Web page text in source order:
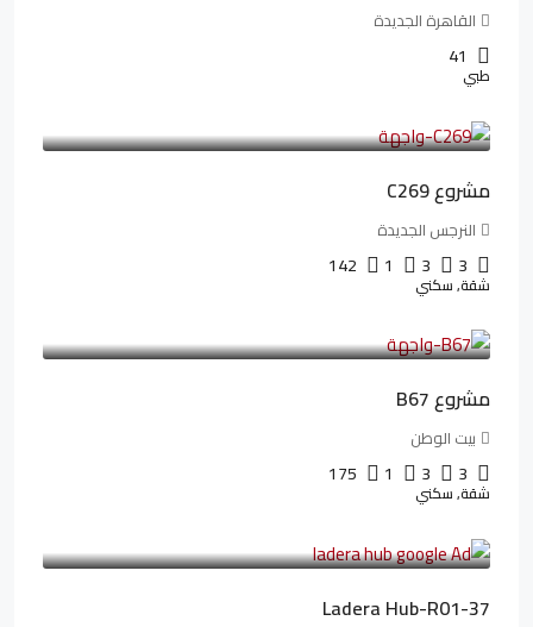
القاهرة الجديدة
41
طبي
4,402,000LE
مشروع C269
النرجس الجديدة
3
3
1
142
شقة, سكني
4,550,000LE
مشروع B67
بيت الوطن
3
3
1
175
شقة, سكني
13,912,288LE
Ladera Hub-R01-37